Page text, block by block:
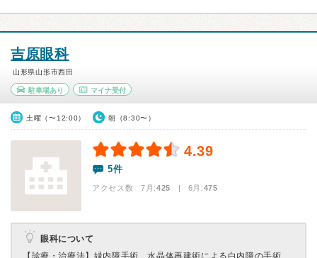
吉原眼科
山形県山形市西田
駐車場あり マイナ受付
土曜（〜12:00） 朝（8:30〜）
4.39
5件
アクセス数 7月:425 | 6月:475
眼科について
【診療・治療法】 緑内障手術、水晶体再建術による白内障の手術、